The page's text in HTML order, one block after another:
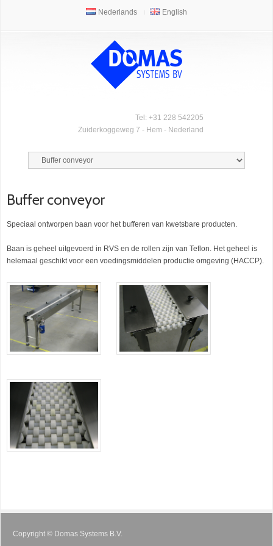
Nederlands English
Tel: +31 228 542205
Zuiderkoggeweg 7 - Hem - Nederland
Buffer conveyor
Speciaal ontworpen baan voor het bufferen van kwetsbare producten.
Baan is geheel uitgevoerd in RVS en de rollen zijn van Teflon. Het geheel is
helemaal geschikt voor een voedingsmiddelen productie omgeving (HACCP).
Copyright © Domas Systems B.V.